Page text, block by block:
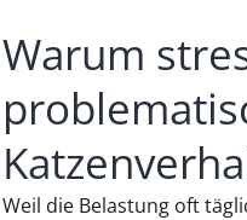
Warum
Weil die Belastung oft